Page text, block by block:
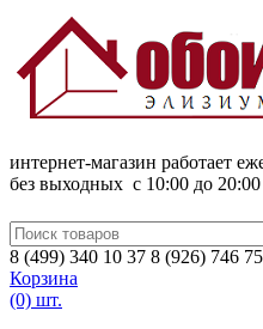
интернет-магазин работает
без выходных c 10:00 до 20:00
8 (499) 340 10 37 8 (926) 746
Корзина
(0) шт.